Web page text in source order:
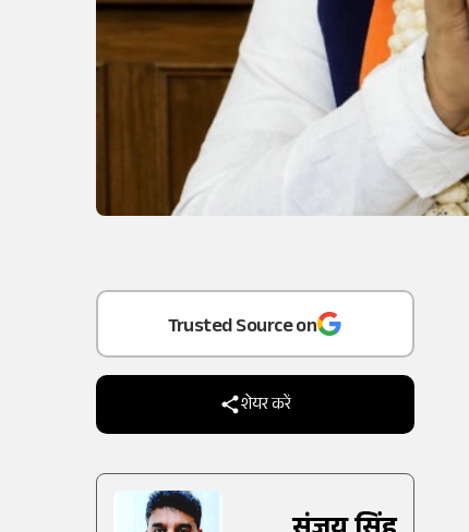
Trusted Source on
शेयर करें